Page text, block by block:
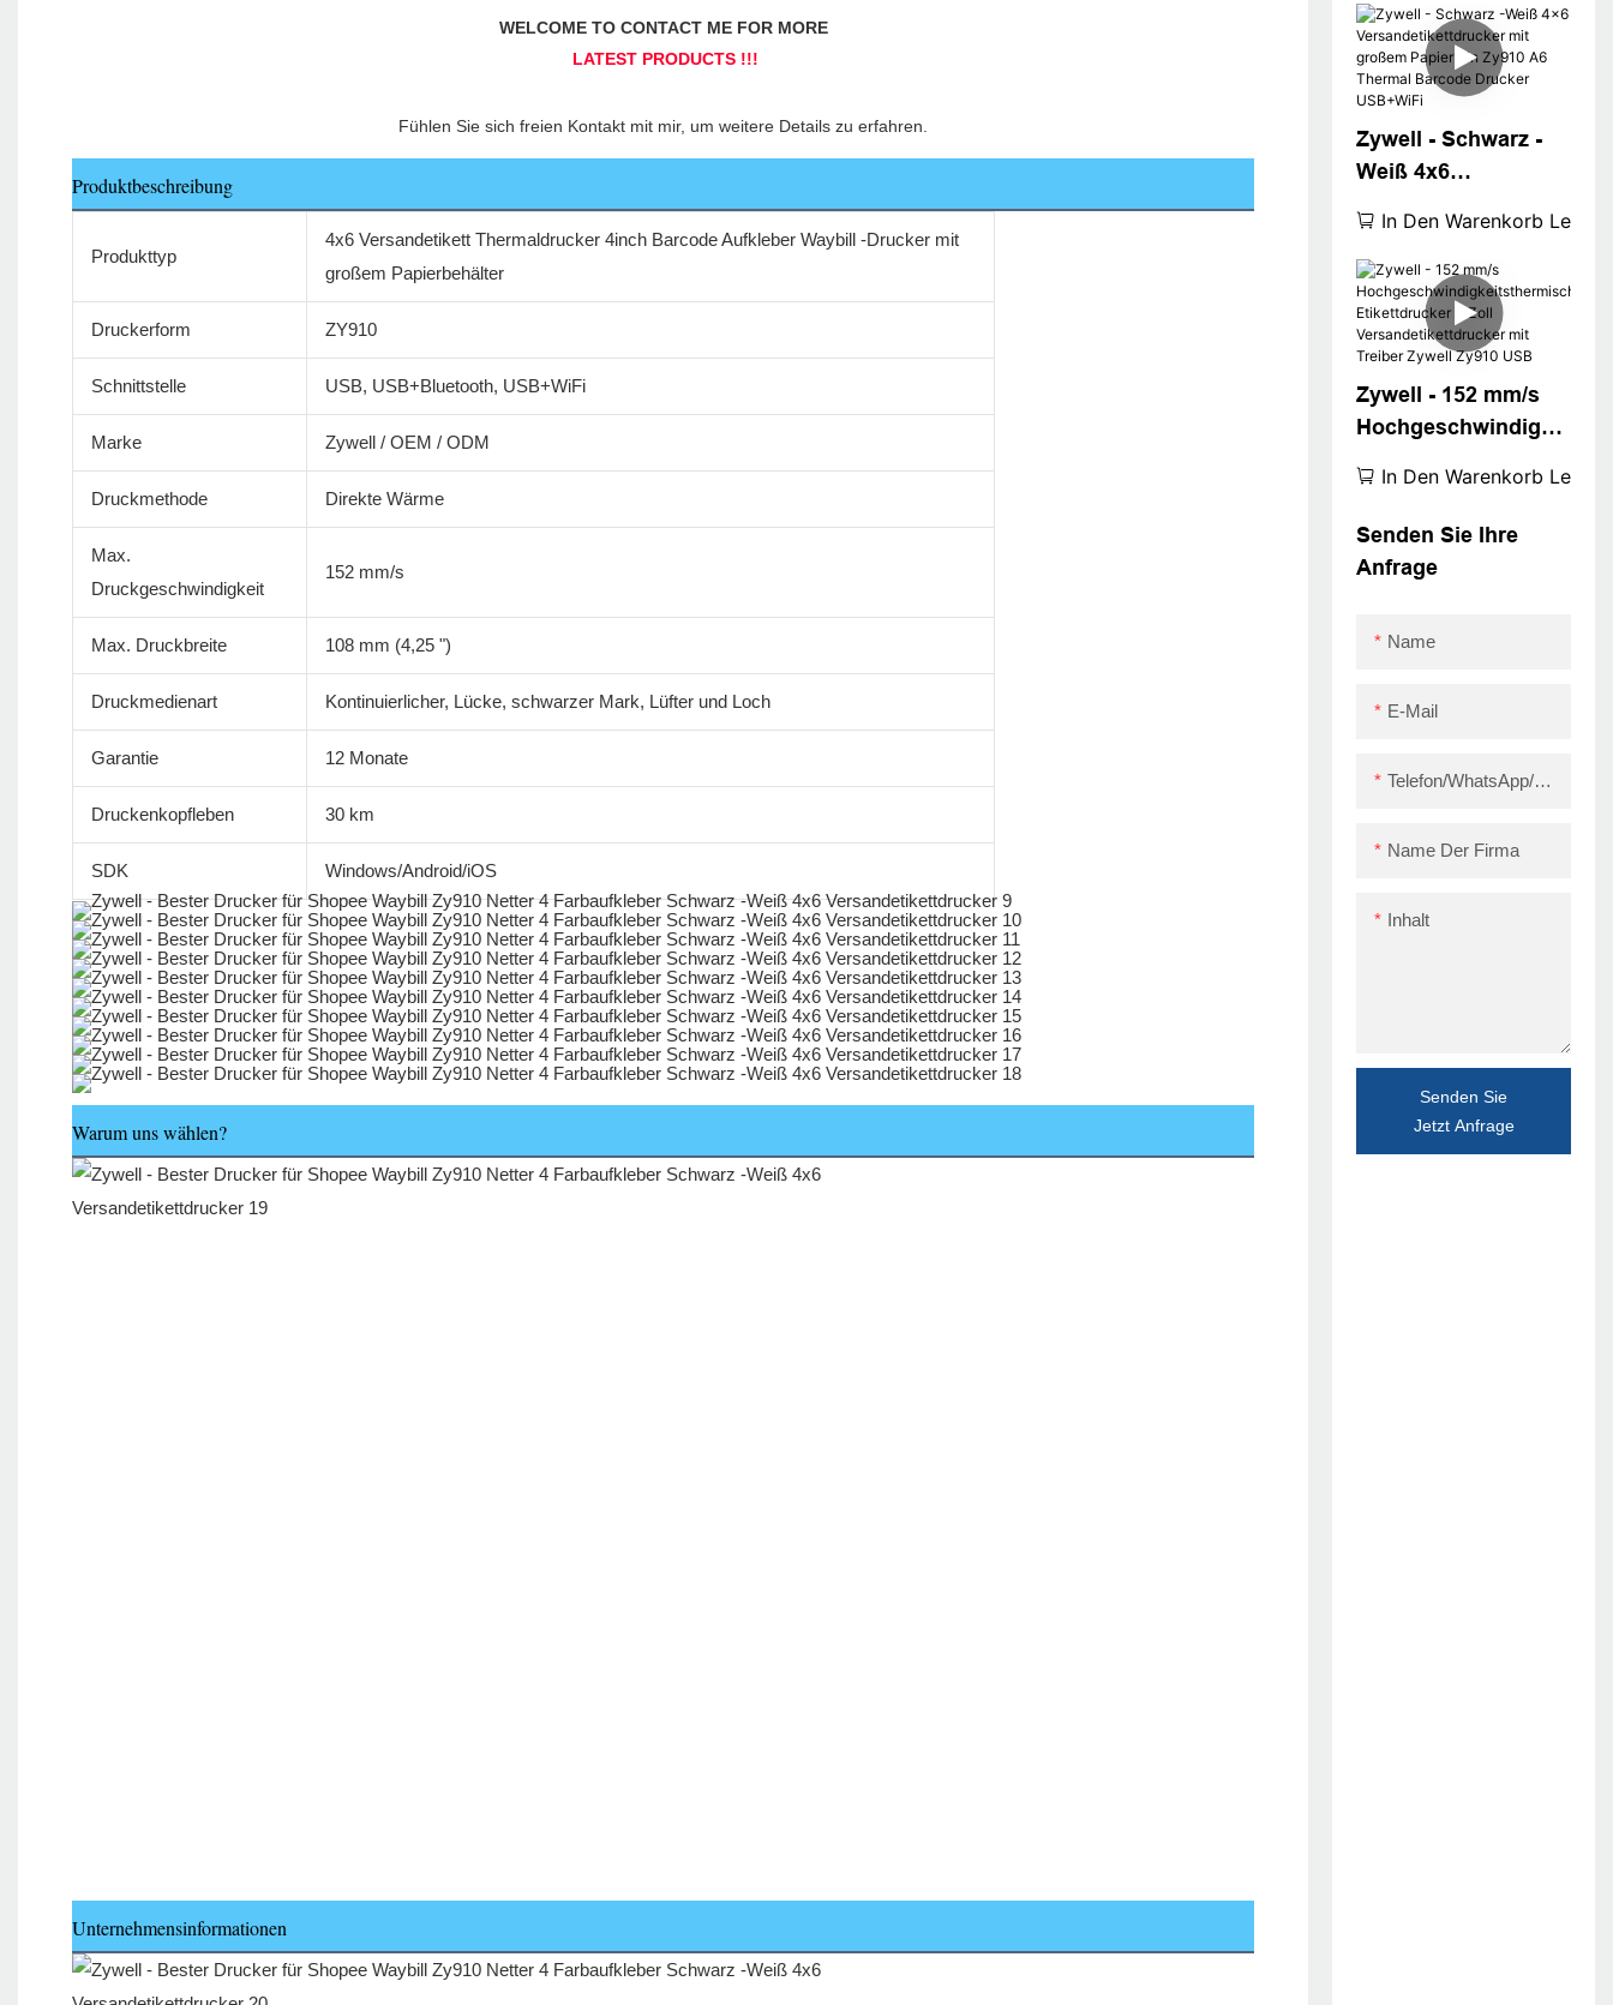
Drucker ZY910 A6
WAYBILL PRINTER
USB+WiFI
Zywell - Schwarz -
Weiß 4x6
er mit großem
Papier Bin Zy910 A6
Thermal Barcode
Drucker USB+WiFi
In Den Warenkorb Legen
Zywell - 152 mm/s
Hochgeschwindigkei
Etikettdrucker 4 Zoll
Versandetikettdruck
er mit Treiber Zywell
In Den Warenkorb Legen
Senden Sie Ihre
Anfrage
Name
E-Mail
Telefon/WhatsApp/Skype
Name Der Firma
Inhalt
Senden Sie
Jetzt Anfrage
Produktbeschreibung
Produkttyp
4x6 Versandetikett Thermaldrucker 4inch Barcode Aufkleber Waybill -Drucker mit
großem Papierbehälter
Druckerform ZY910
Schnittstelle USB, USB+Bluetooth, USB+WiFi
Marke Zywell / OEM / ODM
Druckmethode Direkte Wärme
Max.
Druckgeschwindigkeit
152 mm/s
Max. Druckbreite 108 mm (4,25 ")
Druckmedienart Kontinuierlicher, Lücke, schwarzer Mark, Lüfter und Loch
Garantie 12 Monate
Druckenkopfleben 30 km
SDK Windows/Android/iOS
Warum uns wählen?
Unternehmensinformationen